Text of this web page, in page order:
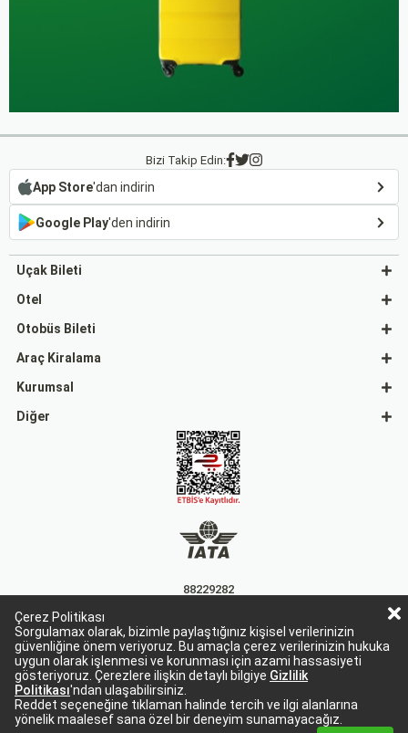
Çerez Politikası
Sorgulamax olarak, bizimle paylaştığınız kişisel verilerinizin
güvenliğine önem veriyoruz. Bu amaçla çerez verilerinizin hukuka
uygun olarak işlenmesi ve korunması için azami hassasiyeti
gösteriyoruz. Çerezlere ilişkin detaylı bilgiye Gizlilik
Politikası'ndan ulaşabilirsiniz.
Reddet seçeneğine tıklaman halinde tercih ve ilgi alanlarına
yönelik maalesef sana özel bir deneyim sunamayacağız.
Bizi Takip Edin:
App Store'dan indirin
Google Play'den indirin
Uçak Bileti
Otel
Otobüs Bileti
Araç Kiralama
Kurumsal
Diğer
88229282
15863
Sorgulamax Turizim, TURSAB Belge No: 15863